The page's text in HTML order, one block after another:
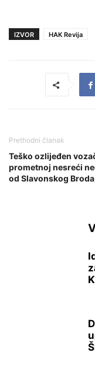
IZVOR HAK Revija
Prethodni članak
Teško ozlijeđen
prometnoj nesreći
od Slavonskog Broda